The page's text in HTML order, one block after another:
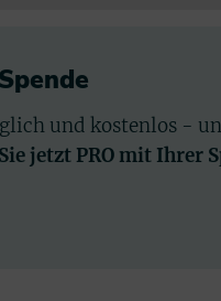
und kostenlos -
jetzt PRO mit Ihrer